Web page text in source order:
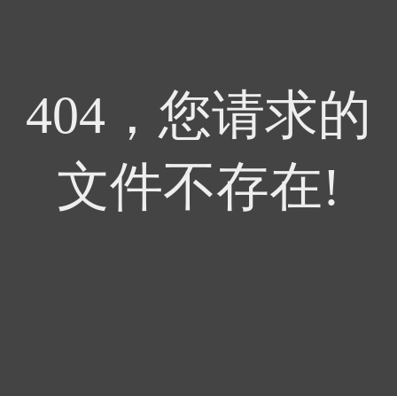
404，您请求的
文件不存在!